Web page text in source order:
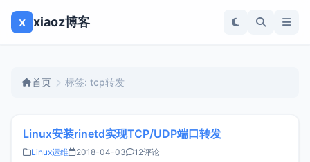
x xiaoz博客
首页 标签: tcp转发
Linux安装rinetd实现TCP/UDP端口转发
Linux运维 2018-04-03 12评论